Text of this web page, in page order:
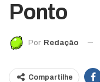
Ponto
Por Redação
Compartilhe